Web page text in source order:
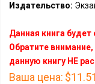
Издательство:
Данная книга будет
Обратите
данную книгу НЕ
Ваша цена: $11.51